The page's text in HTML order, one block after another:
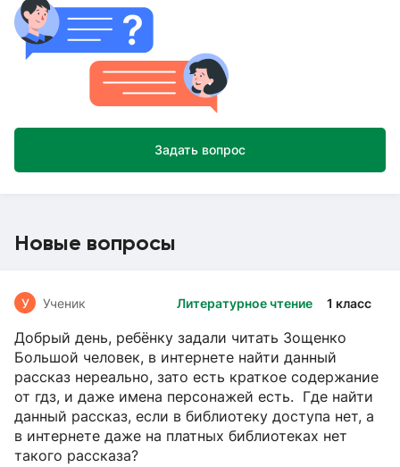
Задать вопрос
Новые вопросы
Литературное чтение 1 класс
У Ученик
Добрый день, ребёнку задали читать Зощенко
Большой человек, в интернете найти данный
рассказ нереально, зато есть краткое содержание
от гдз, и даже имена персонажей есть. Где найти
данный рассказ, если в библиотеку доступа нет, а
в интернете даже на платных библиотеках нет
такого рассказа?